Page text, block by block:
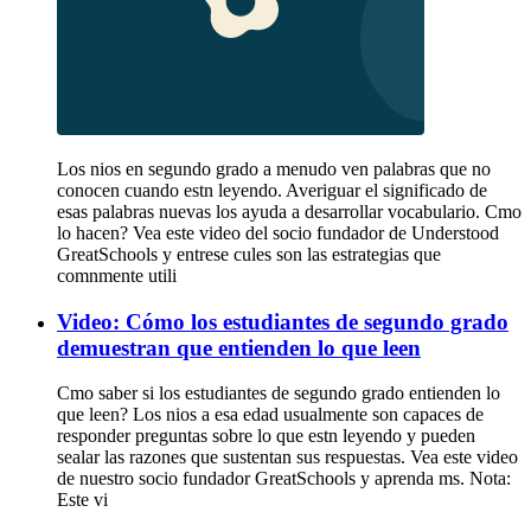
Los nios en segundo grado a menudo ven palabras que no
conocen cuando estn leyendo. Averiguar el significado de
esas palabras nuevas los ayuda a desarrollar vocabulario. Cmo
lo hacen? Vea este video del socio fundador de Understood
GreatSchools y entrese cules son las estrategias que
comnmente utili
Video: Cómo los estudiantes de segundo grado
demuestran que entienden lo que leen
Cmo saber si los estudiantes de segundo grado entienden lo
que leen? Los nios a esa edad usualmente son capaces de
responder preguntas sobre lo que estn leyendo y pueden
sealar las razones que sustentan sus respuestas. Vea este video
de nuestro socio fundador GreatSchools y aprenda ms. Nota:
Este vi